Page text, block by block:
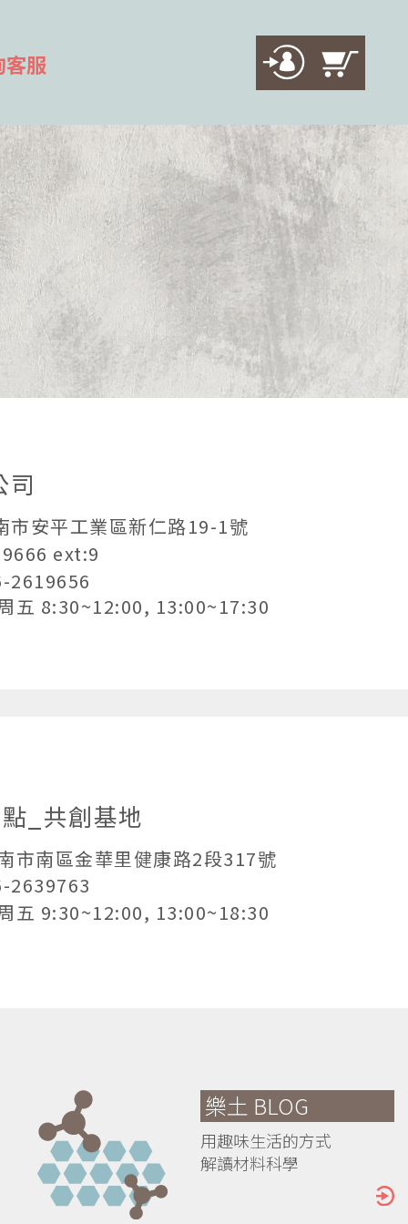
客服
司
市安平工業區新仁路19-1號
ext:9
2619656
五 8:30~12:00, 13:00~17:30
_共創基地
市南區金華里健康路2段317號
2639763
五 9:30~12:00, 13:00~18:30
樂土 BLOG
用趣味生活的方式
解讀材料科學